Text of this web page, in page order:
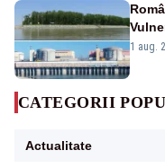
în
1 aug.
CATEGORII
Actualitate